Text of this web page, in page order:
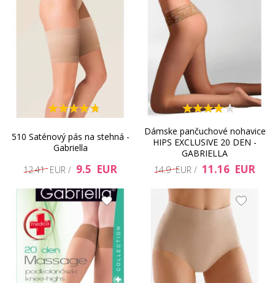
510 Saténový pás na stehná -
Gabriella
12.41 EUR / 9.5 EUR
Dámske pančuchové nohavice
HIPS EXCLUSIVE 20 DEN -
GABRIELLA
14.9 EUR / 11.16 EUR